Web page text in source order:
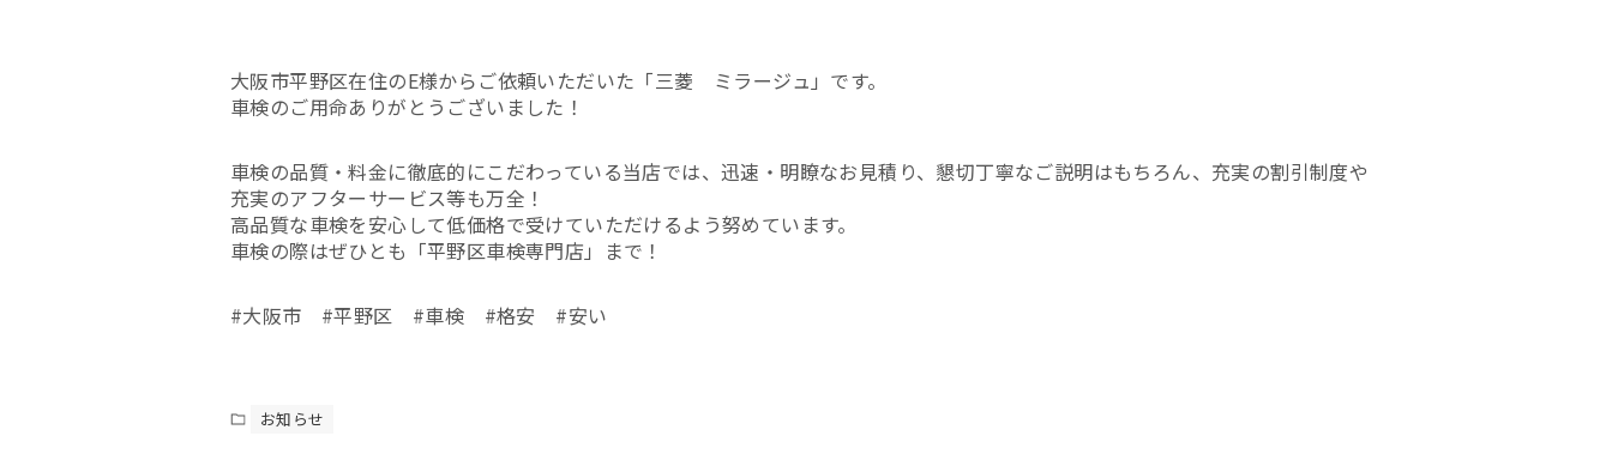
大阪市平野区在住のE様からご依頼いただいた「三菱 ミラージュ」です。
車検のご用命ありがとうございました！
車検の品質・料金に徹底的にこだわっている当店では、迅速・明瞭なお見積り、懇切丁寧なご説明はもちろん、充実の割引制度や
充実のアフターサービス等も万全！
高品質な車検を安心して低価格で受けていただけるよう努めています。
車検の際はぜひとも「平野区車検専門店」まで！
#大阪市 #平野区 #車検 #格安 #安い
お知らせ